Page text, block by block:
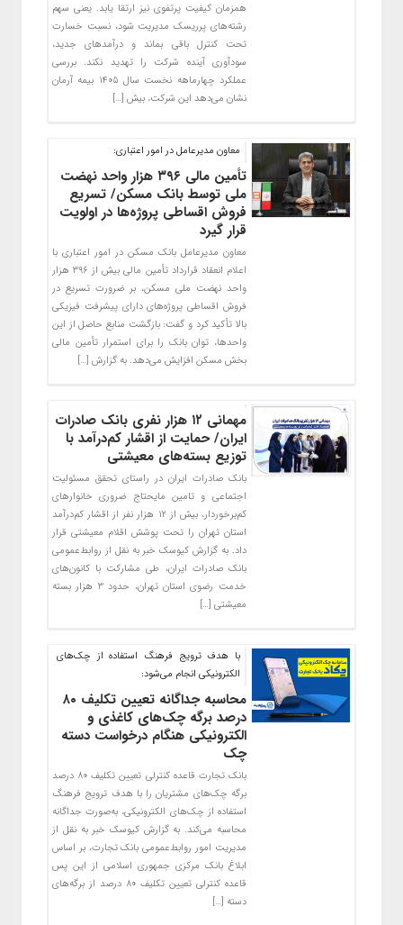
همزمان کیفیت پرتفوی نیز ارتقا یابد. یعنی سهم
رشته‌های پرریسک مدیریت شود، نسبت خسارت
تحت کنترل باقی بماند و درآمدهای جدید،
سودآوری آینده شرکت را تهدید نکند. بررسی
عملکرد چهارماهه نخست سال ۱۴۰۵ بیمه آرمان
نشان می‌دهد این شرکت، بیش […]
معاون مدیرعامل در امور اعتباری:
تأمین مالی ۳۹۶ هزار واحد نهضت
ملی توسط بانک مسکن/ تسریع
فروش اقساطی پروژه‌ها در اولویت
قرار گیرد
معاون مدیرعامل بانک مسکن در امور اعتباری با
اعلام انعقاد قرارداد تأمین مالی بیش از ۳۹۶ هزار
واحد نهضت ملی مسکن، بر ضرورت تسریع در
فروش اقساطی پروژه‌های دارای پیشرفت فیزیکی
بالا تأکید کرد و گفت: بازگشت منابع حاصل از این
واحدها، توان بانک را برای استمرار تأمین مالی
بخش مسکن افزایش می‌دهد. به گزارش […]
مهمانی ۱۲ هزار نفری بانک صادرات
ایران/ حمایت از اقشار کم‌درآمد با
توزیع بسته‌های معیشتی
​بانک صادرات ایران در راستای تحقق مسئولیت
اجتماعی و تامین مایحتاج ضروری خانوارهای
کم‌برخوردار، بیش از ۱۲ هزار نفر از اقشار کم‌درآمد
استان تهران را تحت پوشش اقلام معیشتی قرار
داد. به گزارش کیوسک خبر به نقل از روابط‌عمومی
بانک صادرات ایران، طی مشارکت با کانون‌های
خدمت رضوی استان تهران، حدود ۳ هزار بسته
معیشتی […]
با هدف ترویج فرهنگ استفاده از چک‌های
الکترونیکی انجام می‌شود:
محاسبه جداگانه تعیین تکلیف ۸۰
درصد برگه چک‌های کاغذی و
الکترونیکی هنگام درخواست دسته
چک
بانک تجارت قاعده کنترلی تعیین تکلیف ۸۰ درصد
برگه چک‌های مشتریان را با هدف ترویج فرهنگ
استفاده از چک‌های الکترونیکی، به‌صورت جداگانه
محاسبه می‌کند. به گزارش کیوسک خبر به نقل از
مدیریت امور روابط‌عمومی بانک تجارت، بر اساس
ابلاغ بانک مرکزی جمهوری اسلامی از این پس
قاعده کنترلی تعیین تکلیف ۸۰ درصد از برگه‌های
دسته […]